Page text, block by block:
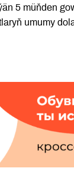
5 müňden
umumy